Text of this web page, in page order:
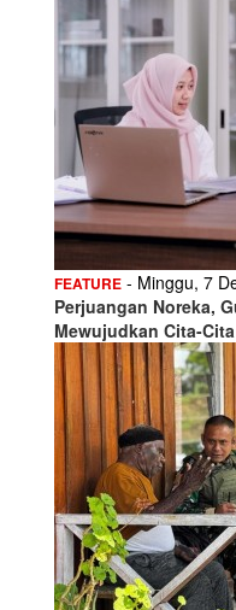
FEATURE - Minggu, 7
Perjuangan Noreka,
Mewujudkan Cita-